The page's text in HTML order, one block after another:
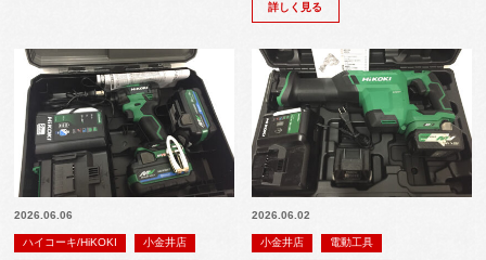
詳しく見る
2026.06.06
ハイコーキ/HiKOKI 小金井店
2026.06.02
小金井店 電動工具